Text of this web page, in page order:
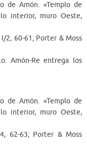
de Amón. «Templo de
interior, muro Oeste,
2, 60-61; Porter & Moss
Amón-Re entrega los
de Amón. «Templo de
interior, muro Oeste,
62-63; Porter & Moss